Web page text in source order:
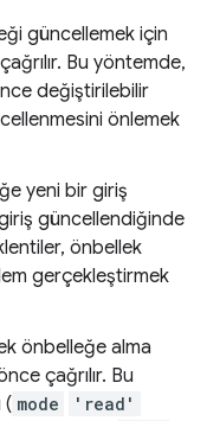
güncellemek için
Bu yöntemde,
değiştirilebilir
önlemek
yeni bir giriş
güncellendiğinde
önbellek
gerçekleştirmek
önbelleğe alma
çağrılır. Bu
( mode 'read'